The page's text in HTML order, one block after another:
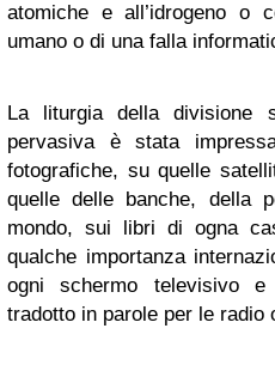
atomiche e all’idrogeno o
umano o di una falla
La liturgia della divisione
pervasiva è stata
fotografiche, su quelle
quelle delle banche, della
mondo, sui libri di ogna
qualche importanza
ogni schermo televisivo
tradotto in parole per le radio